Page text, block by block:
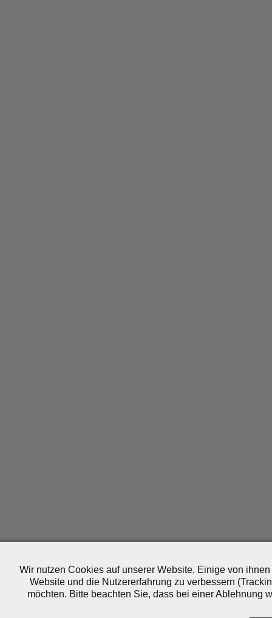
Wir nutzen Cookies auf unserer Website. Einige von
Website und die Nutzererfahrung zu verbessern
möchten. Bitte beachten Sie, dass bei einer Ablehnung